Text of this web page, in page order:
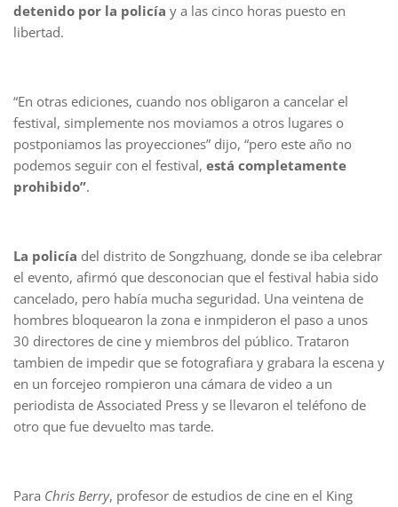
detenido por la policía y a las cinco horas puesto en
libertad.
“En otras ediciones, cuando nos obligaron a cancelar el
festival, simplemente nos moviamos a otros lugares o
postponiamos las proyecciones” dijo, “pero este año no
podemos seguir con el festival, está completamente
prohibido”.
La policía del distrito de Songzhuang, donde se iba celebrar
el evento, afirmó que desconocian que el festival habia sido
cancelado, pero había mucha seguridad. Una veintena de
hombres bloquearon la zona e inmpideron el paso a unos
30 directores de cine y miembros del público. Trataron
tambien de impedir que se fotografiara y grabara la escena y
en un forcejeo rompieron una cámara de video a un
periodista de Associated Press y se llevaron el teléfono de
otro que fue devuelto mas tarde.
Para Chris Berry, profesor de estudios de cine en el King